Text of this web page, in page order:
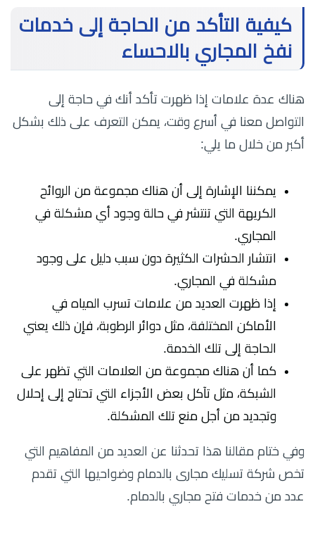
كيفية التأكد من الحاجة إلى خدمات
نفخ المجاري بالاحساء
هناك عدة علامات إذا ظهرت تأكد أنك في حاجة إلى
التواصل معنا في أسرع وقت، يمكن التعرف على ذلك بشكل
أكبر من خلال ما يلي:
يمكننا الإشارة إلى أن هناك مجموعة من الروائح
الكريهة التي تنتشر في حالة وجود أي مشكلة في
المجاري.
انتشار الحشرات الكثيرة دون سبب دليل على وجود
مشكلة في المجاري.
إذا ظهرت العديد من علامات تسرب المياه في
الأماكن المختلفة، مثل دوائر الرطوبة، فإن ذلك يعني
الحاجة إلى تلك الخدمة.
كما أن هناك مجموعة من العلامات التي تظهر على
الشبكة، مثل تآكل بعض الأجزاء التي تحتاج إلى إحلال
وتجديد من أجل منع تلك المشكلة.
وفي ختام مقالنا هذا تحدثنا عن العديد من المفاهيم التي
تخص شركة تسليك مجارى بالدمام وضواحيها التي تقدم
عدد من خدمات فتح مجاري بالدمام.